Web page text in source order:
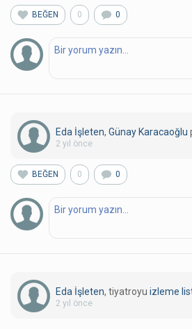
BEĞEN 0 0
Eda İşleten, Günay Karacaoğlu
2 yıl önce
BEĞEN 0 0
Eda İşleten, tiyatroyu izleme
2 yıl önce